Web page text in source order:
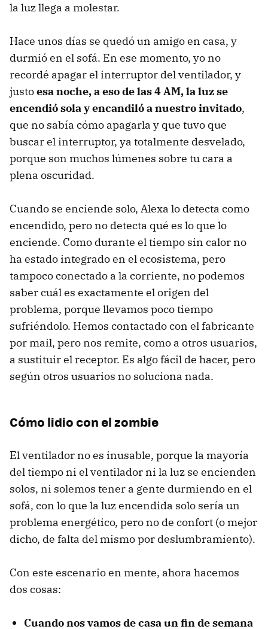
la luz llega a molestar.
Hace unos días se quedó un amigo en casa, y
durmió en el sofá. En ese momento, yo no
recordé apagar el interruptor del ventilador, y
justoesa noche, a eso de las 4 AM, la luz se
encendió sola y encandiló a nuestro invitado,
que no sabía cómo apagarla y que tuvo que
buscar el interruptor, ya totalmente desvelado,
porque son muchos lúmenes sobre tu cara a
plena oscuridad.
Cuando se enciende solo, Alexa lo detecta como
encendido, pero no detecta qué es lo que lo
enciende. Como durante el tiempo sin calor no
ha estado integrado en el ecosistema, pero
tampoco conectado a la corriente, no podemos
saber cuál es exactamente el origen del
problema, porque llevamos poco tiempo
sufriéndolo. Hemos contactado con el fabricante
por mail, pero nos remite, como a otros usuarios,
a sustituir el receptor. Es algo fácil de hacer, pero
según otros usuarios no soluciona nada.
Cómo lidio con el zombie
El ventilador no es inusable, porque la mayoría
del tiempo ni el ventilador ni la luz se encienden
solos, ni solemos tener a gente durmiendo en el
sofá, con lo que la luz encendida solo sería un
problema energético, pero no de confort (o mejor
dicho, de falta del mismo por deslumbramiento).
Con este escenario en mente, ahora hacemos
dos cosas:
Cuando nos vamos de casa un fin de semana